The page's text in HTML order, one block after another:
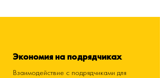
Экономия на подрядчиках
Взаимодействие с подрядчиками для